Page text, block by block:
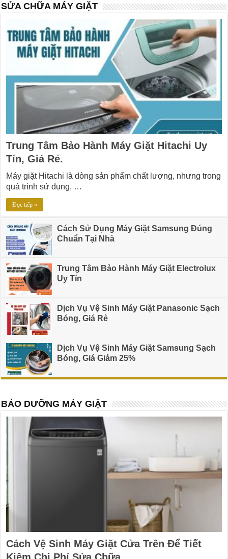
SỬA CHỮA MÁY GIẶT
Trung Tâm Bảo Hành Máy Giặt Hitachi Uy
Tín, Giá Rẻ.
Máy giặt Hitachi là dòng sản phẩm chất lượng, nhưng trong
quá trình sử dụng, …
Đọc tiếp »
Cách Sử Dụng Máy Giặt Samsung Đúng
Chuẩn Tại Nhà
Trung Tâm Bảo Hành Máy Giặt Electrolux
Uy Tín
Dịch Vụ Vệ Sinh Máy Giặt Panasonic Sạch
Bóng, Giá Rẻ
Dịch Vụ Vệ Sinh Máy Giặt Samsung Sạch
Bóng, Giá Giảm 25%
BẢO DƯỠNG MÁY GIẶT
Cách Vệ Sinh Máy Giặt Cửa Trên Để Tiết
Kiệm Chi Phí Sửa Chữa